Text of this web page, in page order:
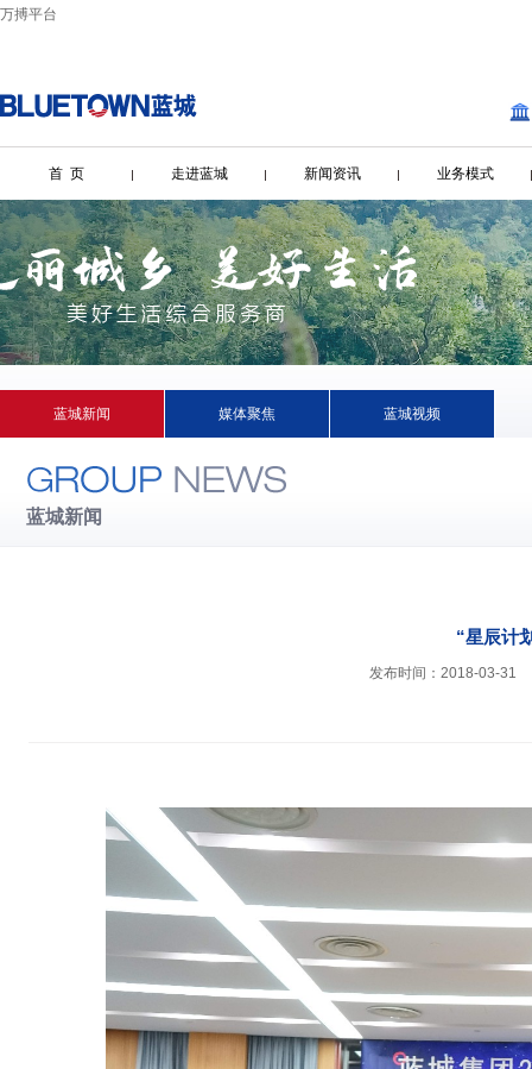
万搏平台
首 页 走进蓝城 新闻资讯 业务模式
蓝城新闻 媒体聚焦 蓝城视频
蓝城新闻
“星辰计
发布时间：2018-03-31